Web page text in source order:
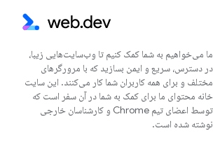
ما می‌خواهیم به شما کمک کنیم تا وب‌سایت‌هایی زیبا،
در دسترس، سریع و ایمن بسازید که با مرورگرهای
مختلف و برای همه کاربران شما کار می‌کنند. این سایت
خانه محتوای ما برای کمک به شما در آن سفر است که
توسط اعضای تیم Chrome و کارشناسان خارجی
نوشته شده است.